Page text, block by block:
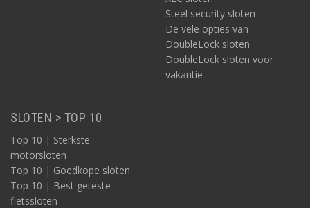
Steel security sloten
De vele opties van
DoubleLock sloten
DoubleLock sloten voor
vakantie
SLOTEN > TOP 10
Top 10 | Sterkste
motorsloten
Top 10 | Goedkope sloten
Top 10 | Best geteste
fietssloten